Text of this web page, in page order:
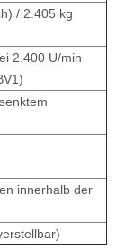
/ 2.405 kg
2.400 U/min
innerhalb der